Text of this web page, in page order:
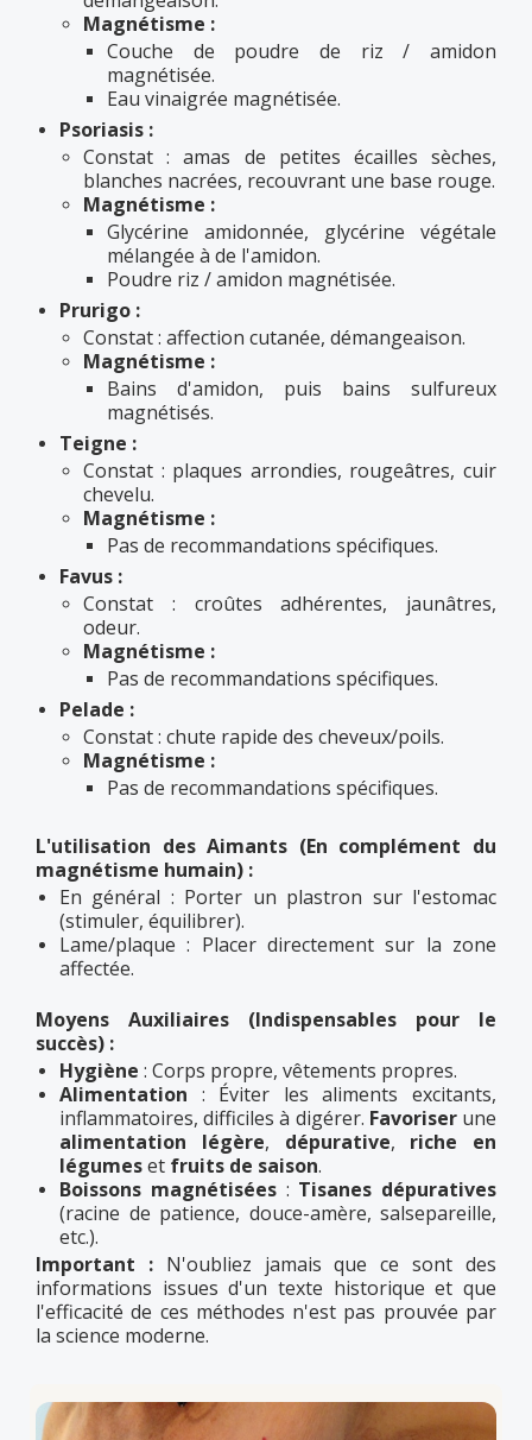
Magnétisme :
Couche de poudre de riz / amidon
magnétisée.
Eau vinaigrée magnétisée.
Psoriasis :
Constat : amas de petites écailles sèches,
blanches nacrées, recouvrant une base rouge.
Magnétisme :
Glycérine amidonnée, glycérine végétale
mélangée à de l'amidon.
Poudre riz / amidon magnétisée.
Prurigo :
Constat : affection cutanée, démangeaison.
Magnétisme :
Bains d'amidon, puis bains sulfureux
magnétisés.
Teigne :
Constat : plaques arrondies, rougeâtres, cuir
chevelu.
Magnétisme :
Pas de recommandations spécifiques.
Favus :
Constat : croûtes adhérentes, jaunâtres,
odeur.
Magnétisme :
Pas de recommandations spécifiques.
Pelade :
Constat : chute rapide des cheveux/poils.
Magnétisme :
Pas de recommandations spécifiques.
L'utilisation des Aimants (En complément du
magnétisme humain) :
En général : Porter un plastron sur l'estomac
(stimuler, équilibrer).
Lame/plaque : Placer directement sur la zone
affectée.
Moyens Auxiliaires (Indispensables pour le
succès) :
Hygiène : Corps propre, vêtements propres.
Alimentation : Éviter les aliments excitants,
inflammatoires, difficiles à digérer. Favoriserune
alimentation légère, dépurative, riche en
légumeset fruits de saison.
Boissons magnétisées: Tisanes dépuratives
(racine de patience, douce-amère, salsepareille,
etc.).
Important :N'oubliez jamais que ce sont des
informations issues d'un texte historique et que
l'efficacité de ces méthodes n'est pas prouvée par
la science moderne.